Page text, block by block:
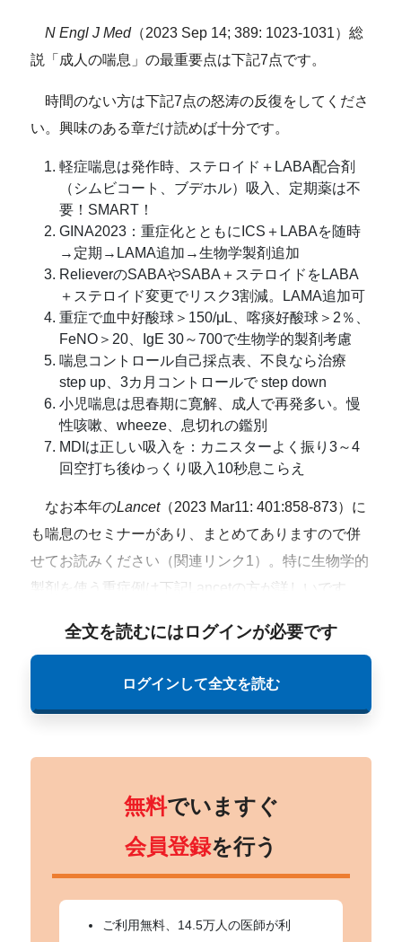
N Engl J Med（2023 Sep 14; 389: 1023-1031）総
説「成人の喘息」の最重要点は下記7点です。
時間のない方は下記7点の怒涛の反復をしてくださ
い。興味のある章だけ読めば十分です。
軽症喘息は発作時、ステロイド＋LABA配合剤
（シムビコート、ブデホル）吸入、定期薬は不
要！SMART！
GINA2023：重症化とともにICS＋LABAを随時
→定期→LAMA追加→生物学製剤追加
RelieverのSABAやSABA＋ステロイドをLABA
＋ステロイド変更でリスク3割減。LAMA追加可
重症で血中好酸球＞150/μL、喀痰好酸球＞2％、
FeNO＞20、IgE 30～700で生物学的製剤考慮
喘息コントロール自己採点表、不良なら治療
step up、3カ月コントロールで step down
小児喘息は思春期に寛解、成人で再発多い。慢
性咳嗽、wheeze、息切れの鑑別
MDIは正しい吸入を：カニスターよく振り3～4
回空打ち後ゆっくり吸入10秒息こらえ
なお本年のLancet（2023 Mar11: 401:858-873）に
も喘息のセミナーがあり、まとめてありますので併
せてお読みください（関連リンク1）。特に生物学的
製剤を使う重症例は下記Lancetの方が詳しいです。
全文を読むにはログインが必要です
ログインして全文を読む
無料でいますぐ
会員登録を行う
ご利用無料、14.5万人の医師が利